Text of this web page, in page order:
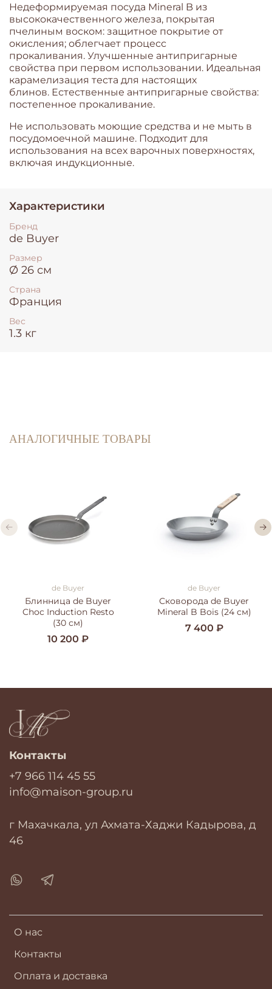
Недеформируемая посуда Mineral B из
высококачественного железа, покрытая
пчелиным воском: защитное покрытие от
окисления; облегчает процесс
прокаливания. Улучшенные антипригарные
свойства при первом использовании. Идеальная
карамелизация теста для настоящих
блинов. Естественные антипригарные свойства:
постепенное прокаливание.
Не использовать моющие средства и не мыть в
посудомоечной машине. Подходит для
использования на всех варочных поверхностях,
включая индукционные.
Характеристики
Бренд
de Buyer
Размер
Ø 26 см
Страна
Франция
Вес
1.3 кг
АНАЛОГИЧНЫЕ ТОВАРЫ
de Buyer
Блинница de Buyer
Choc Induction Resto
(30 см)
10 200 ₽
de Buyer
Сковорода de Buyer
Mineral B Bois (24 cм)
7 400 ₽
О нас
Контакты
Оплата и доставка
Контакты
+7 966 114 45 55
info@maison-group.ru
г Махачкала, ул Ахмата-Хаджи Кадырова, д
46